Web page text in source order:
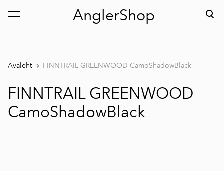
AnglerShop
lisati ostukorvi. Vaata ostukorvi
Avaleht FINNTRAIL GREENWOOD CamoShadowBlack
FINNTRAIL GREENWOOD
CamoShadowBlack